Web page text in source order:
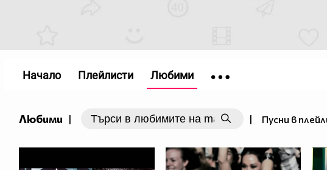
Любими | | Пусни в
Начало Плейлисти Любими